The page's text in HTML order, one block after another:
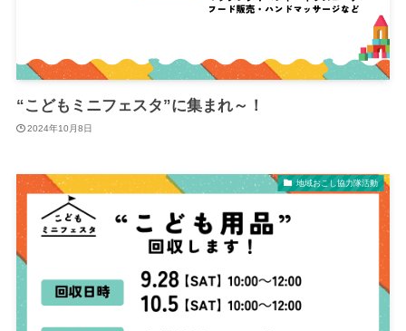
“こどもミニフェスタ”に集まれ～！
2024年10月8日
地域おこし協力隊活動